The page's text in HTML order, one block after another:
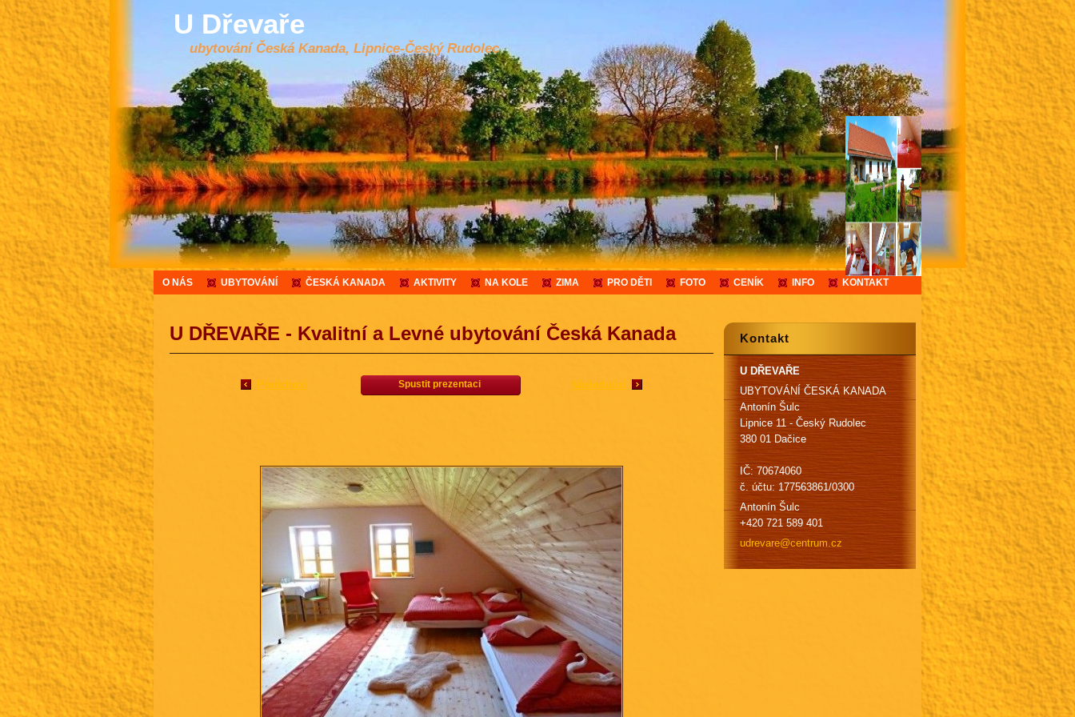
U Dřevaře
ubytování Česká Kanada, Lipnice-Český Rudolec
O NÁS UBYTOVÁNÍ ČESKÁ KANADA AKTIVITY NA KOLE ZIMA PRO DĚTI FOTO CENÍK INFO KONTAKT
U DŘEVAŘE - Kvalitní a Levné ubytování Česká Kanada
Předchozí Spustit prezentaci Následující
Kontakt
U DŘEVAŘE
UBYTOVÁNÍ ČESKÁ KANADA
Antonín Šulc
Lipnice 11 - Český Rudolec
380 01 Dačice
IČ: 70674060
č. účtu: 177563861/0300
Antonín Šulc
+420 721 589 401
udrevare@centrum.cz